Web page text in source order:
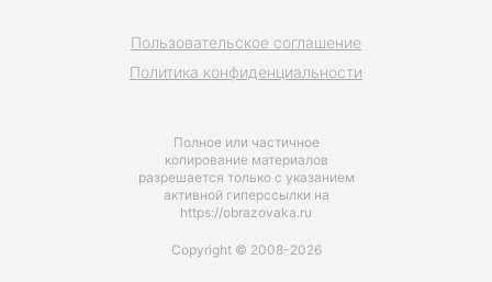
Полное или частичное
копирование материалов
разрешается только с указанием
активной гиперссылки на
https://obrazovaka.ru
Пользовательское соглашение
Политика конфиденциальности
Copyright © 2008-2026